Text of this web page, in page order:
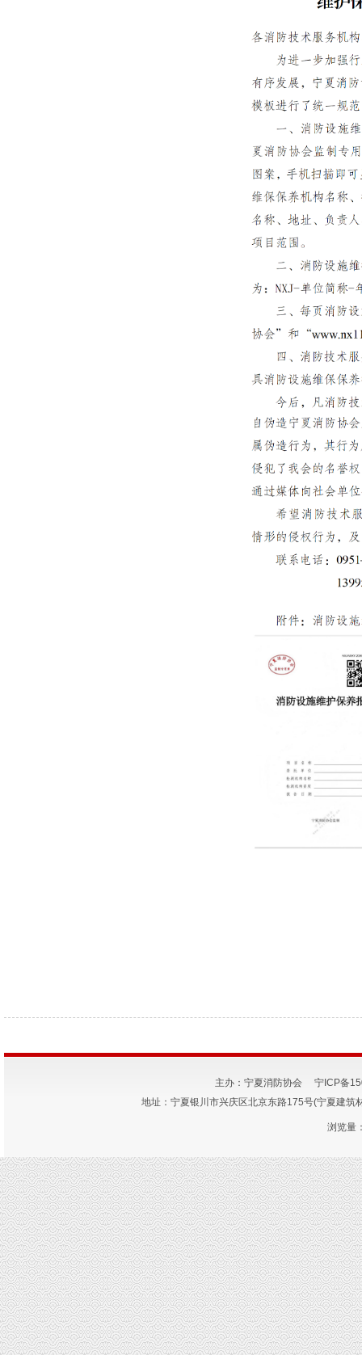
主办：宁夏消防协会宁ICP备
地址：宁夏银川市兴庆区北京东路175号(宁夏
浏览量